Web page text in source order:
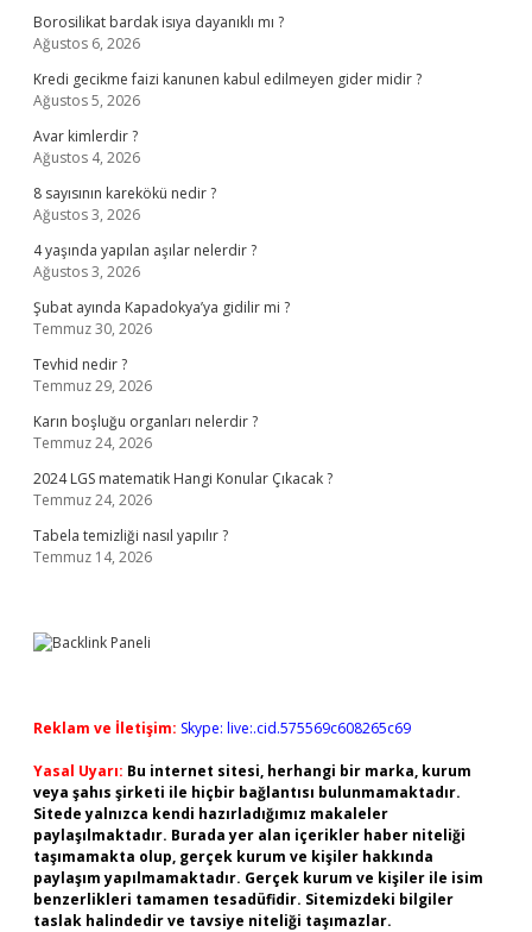
Borosilikat bardak isıya dayanıklı mı ?
Ağustos 6, 2026
Kredi gecikme faizi kanunen kabul edilmeyen gider midir ?
Ağustos 5, 2026
Avar kimlerdir ?
Ağustos 4, 2026
8 sayısının karekökü nedir ?
Ağustos 3, 2026
4 yaşında yapılan aşılar nelerdir ?
Ağustos 3, 2026
Şubat ayında Kapadokya’ya gidilir mi ?
Temmuz 30, 2026
Tevhid nedir ?
Temmuz 29, 2026
Karın boşluğu organları nelerdir ?
Temmuz 24, 2026
2024 LGS matematik Hangi Konular Çıkacak ?
Temmuz 24, 2026
Tabela temizliği nasıl yapılır ?
Temmuz 14, 2026
Reklam ve İletişim: Skype: live:.cid.575569c608265c69
Yasal Uyarı: Bu internet sitesi, herhangi bir marka, kurum
veya şahıs şirketi ile hiçbir bağlantısı bulunmamaktadır.
Sitede yalnızca kendi hazırladığımız makaleler
paylaşılmaktadır. Burada yer alan içerikler haber niteliği
taşımamakta olup, gerçek kurum ve kişiler hakkında
paylaşım yapılmamaktadır. Gerçek kurum ve kişiler ile isim
benzerlikleri tamamen tesadüfidir. Sitemizdeki bilgiler
taslak halindedir ve tavsiye niteliği taşımazlar.